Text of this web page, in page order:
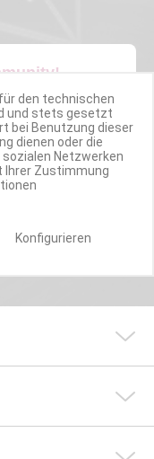
Rabatte und Aktionen
den technischen
und stets gesetzt
bei Benutzung dieser
dienen oder die
Netzwerken
Ihrer Zustimmung
Konfigurieren